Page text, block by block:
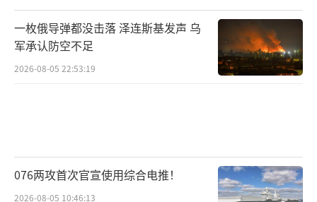
一枚俄导弹都没击落 泽连斯基发声 乌
军承认防空不足
2026-08-05 22:53:19
076两攻首次官宣使用综合电推！
2026-08-05 10:46:13